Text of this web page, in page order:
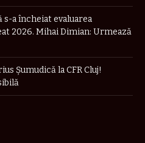
a încheiat evaluarea
2026. Mihai Dimian: Urmează
Șumudică la CFR Cluj!